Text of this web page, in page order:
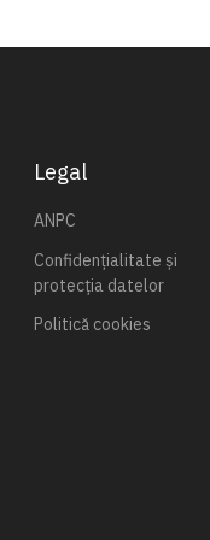
Legal
ANPC
Confidențialitate și
protecția datelor
Politică cookies